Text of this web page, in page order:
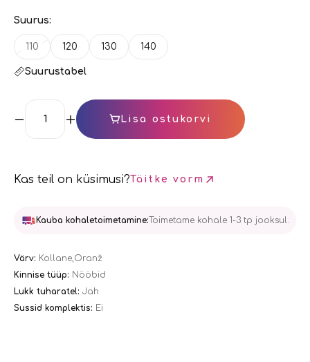
Suurus:
110 120 130 140
Suurustabel
Lisa ostukorvi
Kas teil on küsimusi?Täitke vorm
Kauba kohaletoimetamine: Toimetame kohale 1-3 tp jooksul.
Värv: Kollane,Oranž
Kinnise tüüp: Nööbid
Lukk tuharatel: Jah
Sussid komplektis: Ei